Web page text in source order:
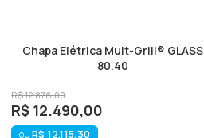
Chapa Elétrica Mult-Grill® GLASS
80.40
R$12.876,00
R$ 12.490,00
R$ 12.115,30